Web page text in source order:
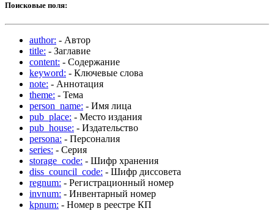
Поисковые поля:
author: - Автор
title: - Заглавие
content: - Содержание
keyword: - Ключевые слова
note: - Аннотация
theme: - Тема
person_name: - Имя лица
pub_place: - Место издания
pub_house: - Издательство
persona: - Персоналия
series: - Серия
storage_code: - Шифр хранения
diss_council_code: - Шифр диссовета
regnum: - Регистрационный номер
invnum: - Инвентарный номер
kpnum: - Номер в реестре КП